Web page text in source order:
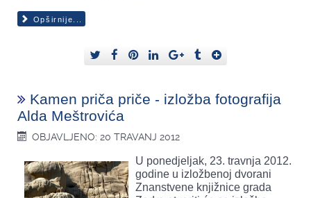
Opširnije...
Kamen priča priče - izložba fotografija
Alda Meštrovića
OBJAVLJENO: 20 TRAVANJ 2012
U ponedjeljak, 23. travnja 2012.
godine u izložbenoj dvorani
Znanstvene knjižnice grada